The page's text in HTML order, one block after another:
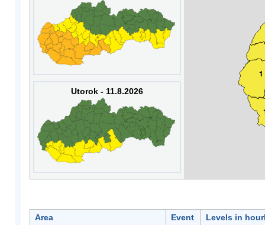
Utorok - 11.8.2026
1
Area Event
Levels in